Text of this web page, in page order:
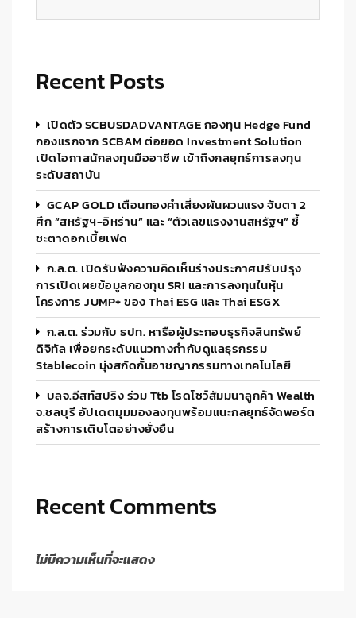
Recent Posts
เปิดตัว SCBUSDADVANTAGE กองทุน Hedge Fund
กองแรกจาก SCBAM ต่อยอด Investment Solution
เปิดโอกาสนักลงทุนมืออาชีพ เข้าถึงกลยุทธ์การลงทุน
ระดับสถาบัน
GCAP GOLD เตือนทองคำเสี่ยงผันผวนแรง จับตา 2
ศึก “สหรัฐฯ-อิหร่าน” และ “ตัวเลขแรงงานสหรัฐฯ” ชี้
ชะตาดอกเบี้ยเฟด
ก.ล.ต. เปิดรับฟังความคิดเห็นร่างประกาศปรับปรุง
การเปิดเผยข้อมูลกองทุน SRI และการลงทุนในหุ้น
โครงการ JUMP+ ของ Thai ESG และ Thai ESGX
ก.ล.ต. ร่วมกับ ธปท. หารือผู้ประกอบธุรกิจสินทรัพย์
ดิจิทัล เพื่อยกระดับแนวทางกำกับดูแลธุรกรรม
Stablecoin มุ่งสกัดกั้นอาชญากรรมทางเทคโนโลยี
บลจ.อีสท์สปริง ร่วม Ttb โรดโชว์สัมมนาลูกค้า Wealth
จ.ชลบุรี อัปเดตมุมมองลงทุนพร้อมแนะกลยุทธ์จัดพอร์ต
สร้างการเติบโตอย่างยั่งยืน
Recent Comments
ไม่มีความเห็นที่จะแสดง